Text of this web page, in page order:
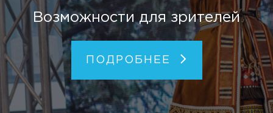
Возможности для зрителей
ПОДРОБНЕЕ